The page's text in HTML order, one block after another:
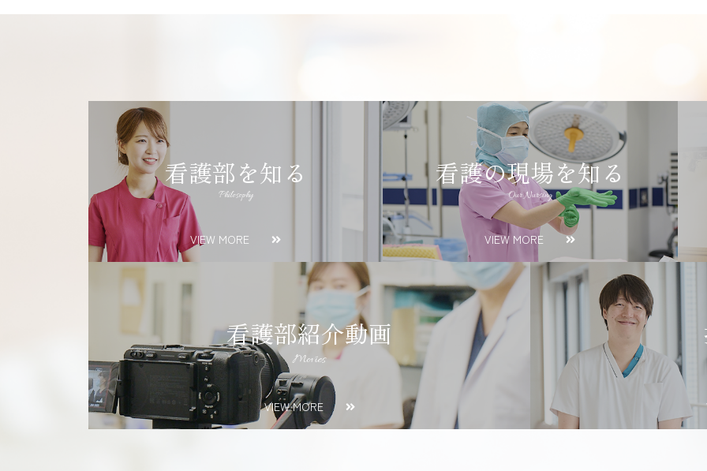
看護部を知る
Philosophy
VIEW MORE
看護の現場を知る
Our Nursing
VIEW MORE
看護部紹介動画
Movies
VIEW MORE